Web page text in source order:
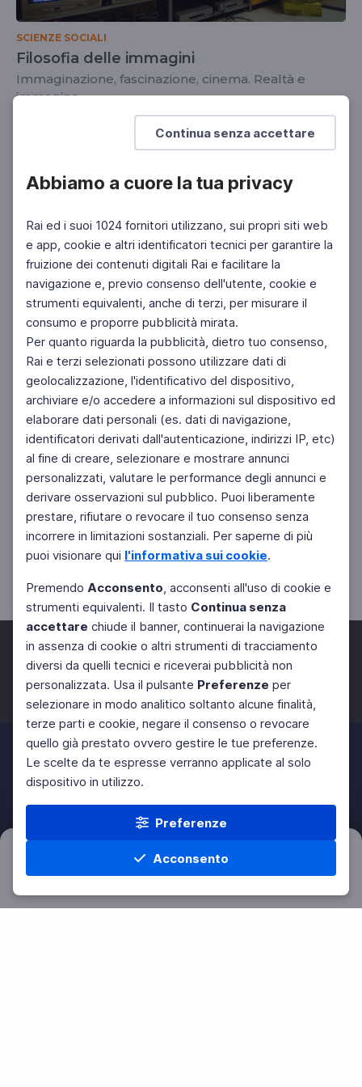
Continua senza accettare
Abbiamo a cuore la tua privacy
Rai ed i suoi 1024 fornitori utilizzano, sui propri siti web
e app, cookie e altri identificatori tecnici per garantire la
fruizione dei contenuti digitali Rai e facilitare la
navigazione e, previo consenso dell'utente, cookie e
strumenti equivalenti, anche di terzi, per misurare il
consumo e proporre pubblicità mirata.
Per quanto riguarda la pubblicità, dietro tuo consenso,
Rai e terzi selezionati possono utilizzare dati di
geolocalizzazione, l'identificativo del dispositivo,
archiviare e/o accedere a informazioni sul dispositivo ed
elaborare dati personali (es. dati di navigazione,
identificatori derivati dall'autenticazione, indirizzi IP, etc)
al fine di creare, selezionare e mostrare annunci
personalizzati, valutare le performance degli annunci e
derivare osservazioni sul pubblico. Puoi liberamente
prestare, rifiutare o revocare il tuo consenso senza
incorrere in limitazioni sostanziali. Per saperne di più
puoi visionare qui l'informativa sui cookie.
Premendo Acconsento, acconsenti all'uso di cookie e
strumenti equivalenti. Il tasto Continua senza
accettare chiude il banner, continuerai la navigazione
in assenza di cookie o altri strumenti di tracciamento
diversi da quelli tecnici e riceverai pubblicità non
personalizzata. Usa il pulsante Preferenze per
selezionare in modo analitico soltanto alcune finalità,
terze parti e cookie, negare il consenso o revocare
quello già prestato ovvero gestire le tue preferenze.
Le scelte da te espresse verranno applicate al solo
dispositivo in utilizzo.
Preferenze
Acconsento
Home Materie Cerca Menu
SCIENZE SOCIALI
Filosofia delle immagini
Immaginazione, fascinazione, cinema. Realtà e
immagine
Facebook Twitter Instagram